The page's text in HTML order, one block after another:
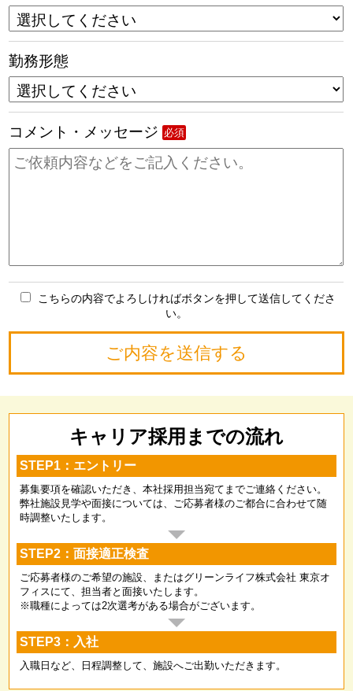
勤務形態
コメント・メッセージ 必須
こちらの内容でよろしければボタンを押して送信してくださ
い。
キャリア採用までの流れ
STEP1：エントリー
募集要項を確認いただき、本社採用担当宛てまでご連絡ください。
弊社施設見学や面接については、ご応募者様のご都合に合わせて随
時調整いたします。
STEP2：面接適正検査
ご応募者様のご希望の施設、またはグリーンライフ株式会社 東京オ
フィスにて、担当者と面接いたします。
※職種によっては2次選考がある場合がございます。
STEP3：入社
入職日など、日程調整して、施設へご出勤いただきます。